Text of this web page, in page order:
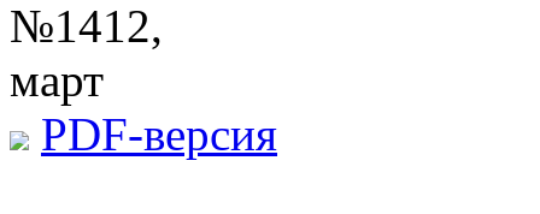
№1412,
март
PDF-версия